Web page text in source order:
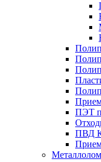
ПЭТ
ПВД
Металлолом